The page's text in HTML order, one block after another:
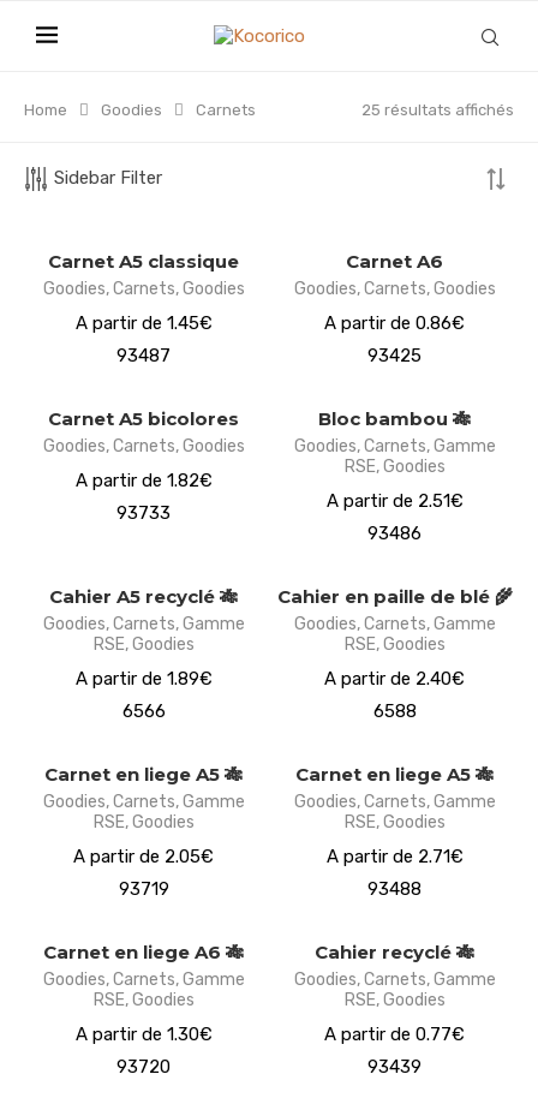
Home Goodies Carnets 25 résultats affichés
Sidebar Filter
Carnet A5 classique
Goodies,Carnets,Goodies
A partir de 1.45€
93487
Carnet A6
Goodies,Carnets,Goodies
A partir de 0.86€
93425
Carnet A5 bicolores
Goodies,Carnets,Goodies
A partir de 1.82€
93733
Bloc bambou 🎋
Goodies,Carnets,Gamme
RSE,Goodies
A partir de 2.51€
93486
Cahier A5 recyclé 🎋
Goodies,Carnets,Gamme
RSE,Goodies
A partir de 1.89€
6566
Cahier en paille de blé 🌾
Goodies,Carnets,Gamme
RSE,Goodies
A partir de 2.40€
6588
Carnet en liege A5 🎋
Goodies,Carnets,Gamme
RSE,Goodies
A partir de 2.05€
93719
Carnet en liege A5 🎋
Goodies,Carnets,Gamme
RSE,Goodies
A partir de 2.71€
93488
Carnet en liege A6 🎋
Goodies,Carnets,Gamme
RSE,Goodies
A partir de 1.30€
93720
Cahier recyclé 🎋
Goodies,Carnets,Gamme
RSE,Goodies
A partir de 0.77€
93439